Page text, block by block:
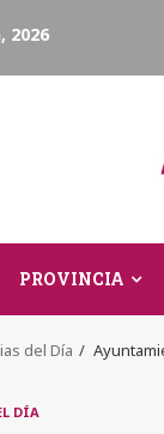
2026
PROVINCIA
del Día
DÍA